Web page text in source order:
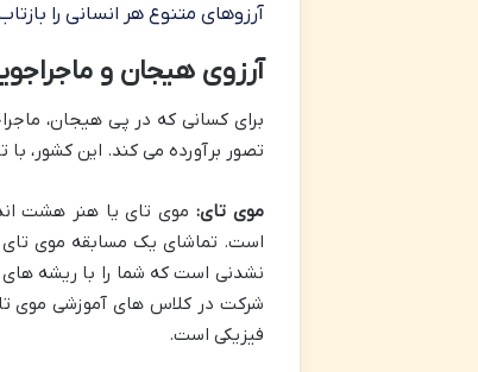
آرزوهای متنوع هر انسانی را
آرزوی هیجان و
برای کسانی که در پی هیجان،
تصور برآورده می کند. این کشور،
موی تای: موی تای یا هنر هشت
است. تماشای یک مسابقه موی تای
نشدنی است که شما را با ریشه های
شرکت در کلاس های آموزشی موی
فیزیکی است.